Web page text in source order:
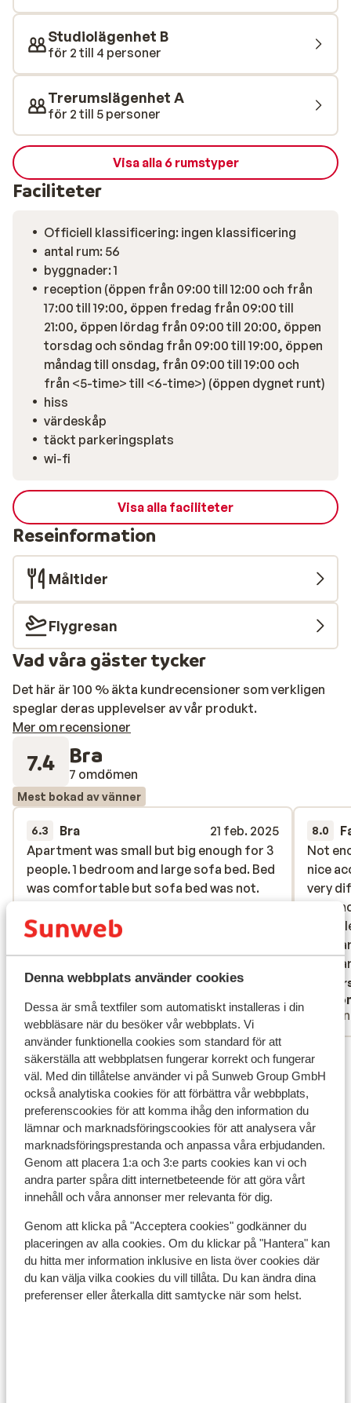
Denna webbplats använder cookies
Dessa är små textfiler som automatiskt installeras i din
webbläsare när du besöker vår webbplats. Vi
använder funktionella cookies som standard för att
säkerställa att webbplatsen fungerar korrekt och fungerar
väl. Med din tillåtelse använder vi på Sunweb Group GmbH
också analytiska cookies för att förbättra vår webbplats,
preferenscookies för att komma ihåg den information du
lämnar och marknadsföringscookies för att analysera vår
marknadsföringsprestanda och anpassa våra erbjudanden.
Genom att placera 1:a och 3:e parts cookies kan vi och
andra parter spåra ditt internetbeteende för att göra vårt
innehåll och våra annonser mer relevanta för dig.
Genom att klicka på "Acceptera cookies" godkänner du
placeringen av alla cookies. Om du klickar på "Hantera" kan
du hitta mer information inklusive en lista över cookies där
du kan välja vilka cookies du vill tillåta. Du kan ändra dina
preferenser eller återkalla ditt samtycke när som helst.
Studiolägenhet B
för 2 till 4 personer
Trerumslägenhet A
för 2 till 5 personer
Visa alla 6 rumstyper
Faciliteter
Officiell klassificering: ingen klassificering
antal rum: 56
byggnader: 1
reception (öppen från 09:00 till 12:00 och från
17:00 till 19:00, öppen fredag från 09:00 till
21:00, öppen lördag från 09:00 till 20:00, öppen
torsdag och söndag från 09:00 till 19:00, öppen
måndag till onsdag, från 09:00 till 19:00 och
från <5-time> till <6-time>) (öppen dygnet runt)
hiss
värdeskåp
täckt parkeringsplats
wi-fi
Visa alla faciliteter
Reseinformation
Måltider
Flygresan
Vad våra gäster tycker
Det här är 100 % äkta kundrecensioner som verkligen
speglar deras upplevelser av vår produkt.
Mer om recensioner
7.4 Bra
7 omdömen
Mest bokad av vänner
6.3 Bra
21 feb. 2025
Apartment was small but big enough for 3
people. 1 bedroom and large sofa bed. Bed
was comfortable but sofa bed was not.
and there was a supermarket opposite. We
apartment which was annoying - not many
restaurants close by - checking in was via
hotel Austria checkout was simple. There
is a drag lift and snow park behind the
hotel but you will have to walk up a small hill
if you wanted to return on skis
Apartment was small but big enough for 3
people. 1 bedroom and large sofa bed. Bed
was comfortable but sofa bed was not.
and there was a supermarket opposite. We
Översätt till svenska
Anonym
Vänner
8.0
Not
nice
very
two
this
Not
nice
very
two
this
Visa alla 7 omdömen
Läge
Visa på karta
I området
Avstånd till centrum: ca 2500 m
Avstånd till flygplats ca 200 km